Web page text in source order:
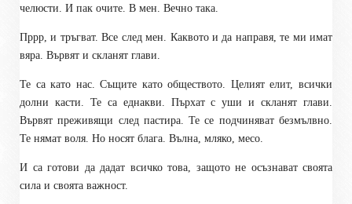
челюсти. И пак очите. В мен. Вечно така.
Пррр, и тръгват. Все след мен. Каквото и да направя, те ми имат
вяра. Вървят и скланят глави.
Те са като нас. Същите като обществото. Целият елит, всички
долни касти. Те са еднакви. Пърхат с уши и скланят глави.
Вървят преживящи след пастира. Те се подчиняват безмълвно.
Те нямат воля. Но носят блага. Вълна, мляко, месо.
И са готови да дадат всичко това, защото не осъзнават своята
сила и своята важност.